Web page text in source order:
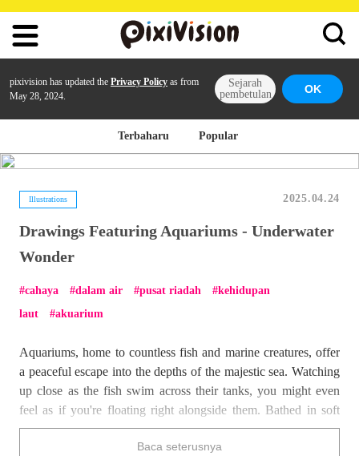
pixivision has updated the Privacy Policy as from
May 28, 2024.
Sejarah
pembetulan
OK
Terbaharu Popular
Illustrations 2025.04.24
Drawings Featuring Aquariums - Underwater
Wonder
cahaya dalam air pusat riadah
kehidupan
laut
akuarium
Aquariums, home to countless fish and marine creatures, offer
a peaceful escape into the depths of the majestic sea. Watching
up close as the fish swim across their tanks, you might even
feel as if you're floating right alongside them. Bathed in soft
blue light, these underwater worlds of colorful coral and
shimmering scales are nothing short of magical.
Baca seterusnya